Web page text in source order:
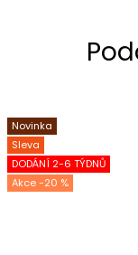
Novinka
Sleva
DODÁNÍ 2-6 TÝDNŮ
-20 %